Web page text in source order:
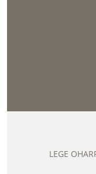
LEGE